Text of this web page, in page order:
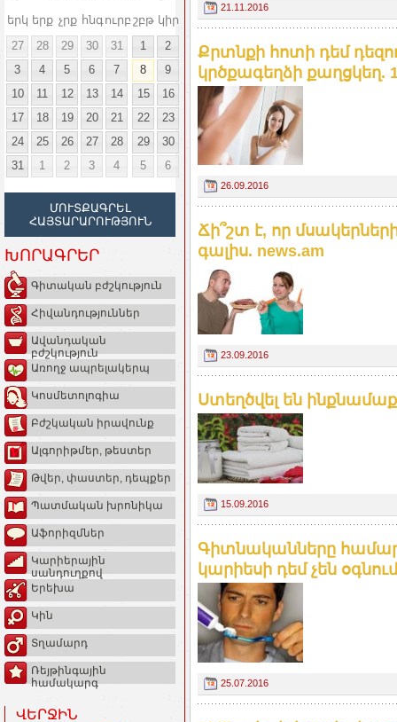
երկ երք չրք հնգուրբ շբթ կիր
27
28 29 30 31 1
2
3
4 5 6 7 8
9
10
11 12 13 14 15
16
17
18 19 20 21 22
23
24
25 26 27 28 29
30
31
1 2 3 4 5 6
ՄՈՒՏՔԱԳՐԵԼ
ՀԱՅՏԱՐԱՐՈՒԹՅՈՒՆ
ԽՈՐԱԳՐԵՐ
Գիտական բժշկություն
Հիվանդություններ
Ավանդական
բժշկություն
Առողջ ապրելակերպ
Կոսմետոլոգիա
Բժշկական իրավունք
Ալգորիթմեր, թեստեր
Թվեր, փաստեր, դեպքեր
Պատմական խրոնիկա
Աֆորիզմներ
Կարիերային
սանդուղքով
Երեխա
Կին
Տղամարդ
Ռեյթինգային
համակարգ
ՎԵՐՋԻՆ
21.11.2016
Քրտնքի հոտի դեմ
կրծքագեղձի քաղցկեղ.
26.09.2016
Ճի՞շտ է, որ
գալիս. news.am
23.09.2016
Ստեղծվել են
15.09.2016
Գիտնականները
կարիեսի դեմ չեն
25.07.2016